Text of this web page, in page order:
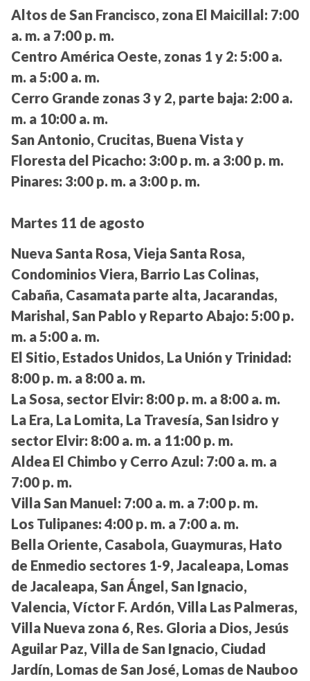
Altos de San Francisco, zona El Maicillal: 7:00
a. m. a 7:00 p. m.
Centro América Oeste, zonas 1 y 2: 5:00 a.
m. a 5:00 a. m.
Cerro Grande zonas 3 y 2, parte baja: 2:00 a.
m. a 10:00 a. m.
San Antonio, Crucitas, Buena Vista y
Floresta del Picacho: 3:00 p. m. a 3:00 p. m.
Pinares: 3:00 p. m. a 3:00 p. m.
Martes 11 de agosto
Nueva Santa Rosa, Vieja Santa Rosa,
Condominios Viera, Barrio Las Colinas,
Cabaña, Casamata parte alta, Jacarandas,
Marishal, San Pablo y Reparto Abajo: 5:00 p.
m. a 5:00 a. m.
El Sitio, Estados Unidos, La Unión y Trinidad:
8:00 p. m. a 8:00 a. m.
La Sosa, sector Elvir: 8:00 p. m. a 8:00 a. m.
La Era, La Lomita, La Travesía, San Isidro y
sector Elvir: 8:00 a. m. a 11:00 p. m.
Aldea El Chimbo y Cerro Azul: 7:00 a. m. a
7:00 p. m.
Villa San Manuel: 7:00 a. m. a 7:00 p. m.
Los Tulipanes: 4:00 p. m. a 7:00 a. m.
Bella Oriente, Casabola, Guaymuras, Hato
de Enmedio sectores 1-9, Jacaleapa, Lomas
de Jacaleapa, San Ángel, San Ignacio,
Valencia, Víctor F. Ardón, Villa Las Palmeras,
Villa Nueva zona 6, Res. Gloria a Dios, Jesús
Aguilar Paz, Villa de San Ignacio, Ciudad
Jardín, Lomas de San José, Lomas de Nauboo